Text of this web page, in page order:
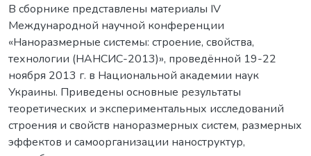
В сборнике представлены материалы IV
Международной научной конференции
«Наноразмерные системы: строение, свойства,
технологии (НАНСИС-2013)», проведённой 19-22
ноября 2013 г. в Национальной академии наук
Украины. Приведены основные результаты
теоретических и экспериментальных исследований
строения и свойств наноразмерных систем, размерных
эффектов и самоорганизации наноструктур,